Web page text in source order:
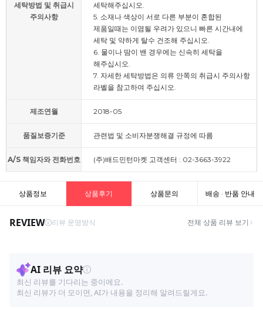
세탁방법 및 취급시
주의사항
세탁해주십시오.
5. 소재나 색상이 서로 다른 부분이 혼합된
제품일때는 이염될 우려가 있으니 빠른 시간내에
세탁 및 약하게 탈수 건조해 주십시오.
6. 물이나 땀이 밴 경우에는 신속히 세탁을
해주십시오.
7. 자세한 세탁방법은 의류 안쪽의 취급시 주의사항
라벨을 참고하여 주십시오.
제조연월 2018-05
품질보증기준 관련법 및 소비자분쟁해결 규정에 따름
A/S 책임자와 전화번호 (주)배드민턴마켓 고객센터 : 02-3663-3922
상품정보 상품후기 상품문의 배송 · 반품 안내